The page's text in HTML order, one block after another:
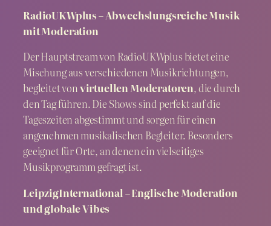
RadioUKWplus – Abwechslungsreiche Musik
mit Moderation
Der Hauptstream von RadioUKWplus bietet eine
Mischung aus verschiedenen Musikrichtungen,
begleitet vonvirtuellen Moderatoren, die durch
den Tag führen. Die Shows sind perfekt auf die
Tageszeiten abgestimmt und sorgen für einen
angenehmen musikalischen Begleiter. Besonders
geeignet für Orte, an denen ein vielseitiges
Musikprogramm gefragt ist.
LeipzigInternational – Englische Moderation
und globale Vibes